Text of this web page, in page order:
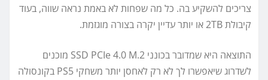
צריכים להשקיע בה. כל מה שפחות לא באמת נראה שווה, בעוד
קיבולת 2TB או יותר עדיין יקרה בצורה מוגזמת.
התוצאה היא שמדובר בכונני SSD PCIe 4.0 M.2 מוכנים
לשדרוג שיאפשרו לך לא רק לאחסן יותר משחקי PS5 בקונסולה